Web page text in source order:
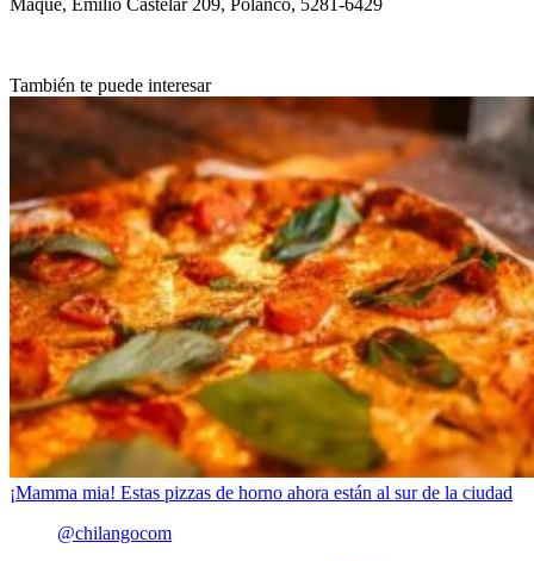
También te puede interesar
¡Mamma mia! Estas pizzas de horno ahora están al sur de la ciudad
@chilangocom